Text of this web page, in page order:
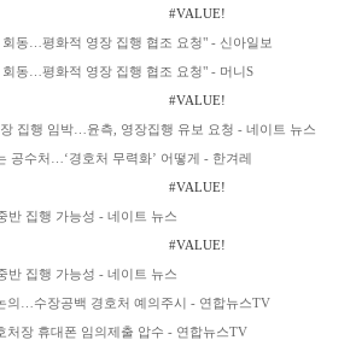
#VALUE!
동…평화적 영장 집행 협조 요청" - 신아일보
동…평화적 영장 집행 협조 요청" - 머니S
#VALUE!
집행 임박…윤측, 영장집행 유보 요청 - 네이트 뉴스
공수처…‘경호처 무력화’ 어떻게 - 한겨레
#VALUE!
반 집행 가능성 - 네이트 뉴스
#VALUE!
반 집행 가능성 - 네이트 뉴스
의…수장공백 경호처 예의주시 - 연합뉴스TV
처장 휴대폰 임의제출 압수 - 연합뉴스TV